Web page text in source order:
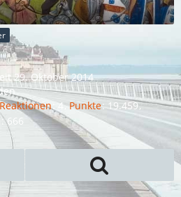
29. Oktober 2014
4 Punkte
19.459
666